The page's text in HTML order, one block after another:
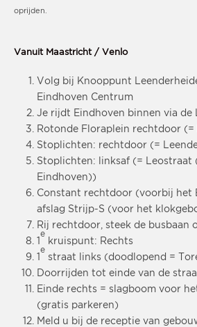
oprijden.
Vanuit Maastricht / Venlo
Volg bij Knooppunt
Eindhoven Centrum
Je rijdt Eindhoven binnen via de
Rotonde Floraplein rechtdoor (=
Stoplichten: rechtdoor (=
Stoplichten: linksaf (= Leostraat
Eindhoven))
Constant rechtdoor (voorbij het
afslag Strijp-S (voor het
Rij rechtdoor, steek de busbaan
e
kruispunt: Rechts
e
straat links (doodlopend =
Doorrijden tot einde van de
Einde rechts = slagboom voor
(gratis parkeren)
Meld u bij de receptie van